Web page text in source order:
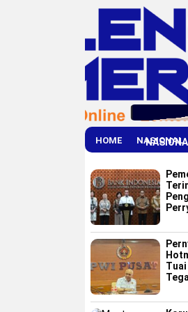
HOME NASIONAL
Tuai